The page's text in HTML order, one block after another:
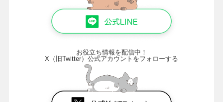
お役立ち情報を配信中！
X（旧Twitter）公式アカウントをフォローする